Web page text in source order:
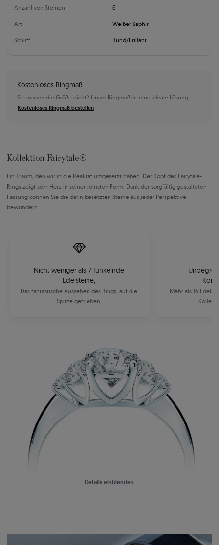
Anzahl von Steinen 6
Art Weißer Saphir
Schliff Rund/Brillant
Kostenloses Ringmaß
Sie wissen die Größe nicht? Unser Ringmaß ist eine ideale Lösung!
Kostenloses Ringmaß bestellen
Kollektion Fairytale®
Ein Traum, den wir in die Realität umgesetzt haben. Der Kopf des Fairytale-
Rings zeigt sein Herz in seiner reinsten Form. Dank der sorgfältig gestalteten
Fassung können Sie die darin besetzten Steine aus jeder Perspektive
bewundern.
Nicht weniger als 7 funkelnde
Edelsteine,
Das fantastische Aussehen des Rings, auf die
Spitze getrieben.
Mehr als 16
Details einblenden